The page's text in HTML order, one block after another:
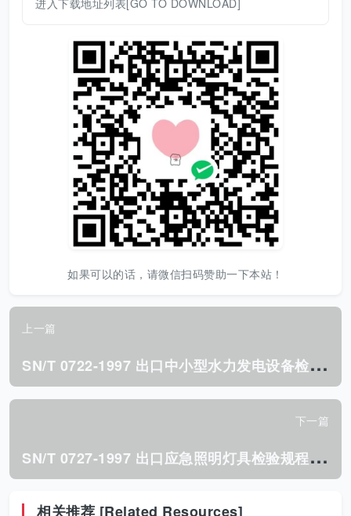
进入下载地址列表[GO TO DOWNLOAD]
如果可以的话，请微信扫码赞助一下本站！
上一篇
S
N/T 0722-1997 出口中小型水力发电设备检验规程.pdf
下一篇
S
N/T 0727-1997 出口应急照明灯具检验规程.pdf
相关推荐 [Related Resources]